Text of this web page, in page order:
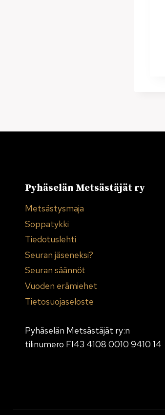
Pyhäselän Metsästäjät ry
Metsästysmaja
Soppatykki
Tiedotuslehti
Seuran jäseneksi?
Seuran säännöt
Vuoden erämiehet
Tietosuojaseloste
Pyhäselän Metsästäjät ry:n
tilinumero FI43 4108 0010 9410 14